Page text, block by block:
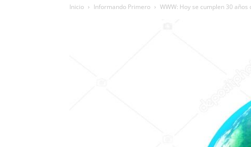
Inicio Informando Primero WWW: Hoy se cumplen 30